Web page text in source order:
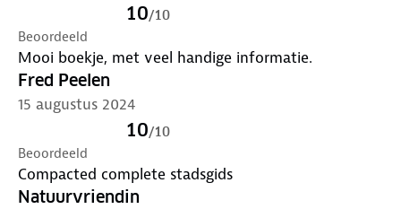
10/10
Beoordeeld
Mooi boekje, met veel handige informatie.
Fred Peelen
15 augustus 2024
10/10
Beoordeeld
Compacted complete stadsgids
Natuurvriendin